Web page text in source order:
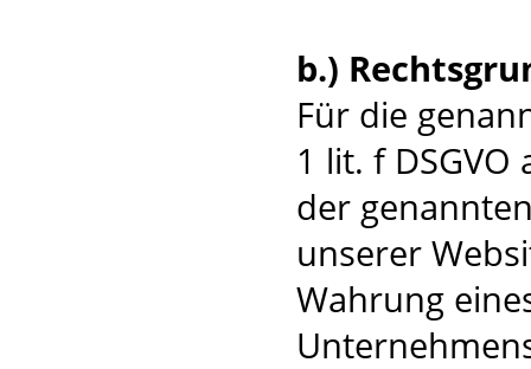
b.)
Für die
1 lit. f
der
unserer
Wahrung